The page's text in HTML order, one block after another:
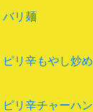
バリ麺
ピリ辛もやし炒め
ピリ辛チャーハン